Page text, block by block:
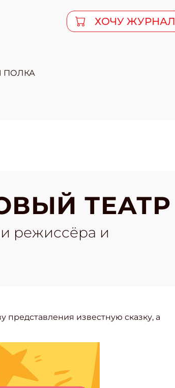
ХОЧУ ЖУРНАЛ
ПОЛКА
ТЕАТР
режиссёра и
представления известную сказку, а